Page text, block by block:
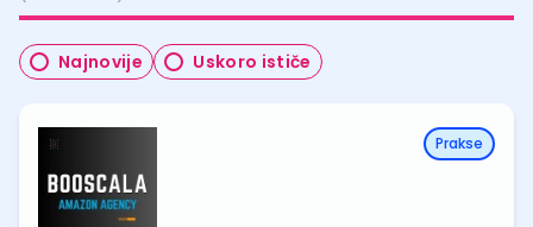
Najnovije Uskoro ističe
Prakse